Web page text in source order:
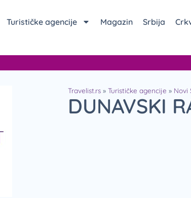
Turističke agencije Magazin Srbija
Travelist.rs» Turističke agencije » Novi
DUNAVSKI